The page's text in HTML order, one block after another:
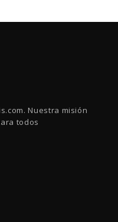
Nuestra misión
todos